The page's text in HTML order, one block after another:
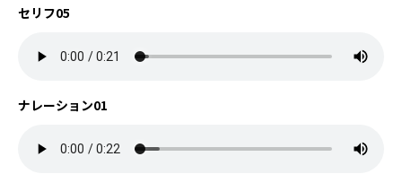
セリフ05
ナレーション01